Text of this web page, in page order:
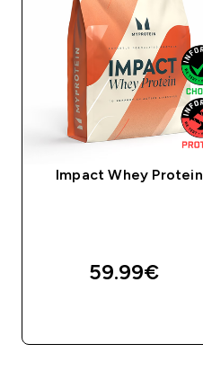
Impact Whey Protein
59.99€‎